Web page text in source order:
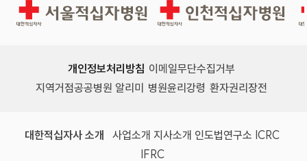
경인권역재활병원 인천적십자병원
개인정보처리방침 이메일무단수집거부
지역거점공공병원 알리미
병원윤리강령 환자권리장전
대한적십자사 소개 사업소개 지사소개 인도법연구소 ICRC
IFRC